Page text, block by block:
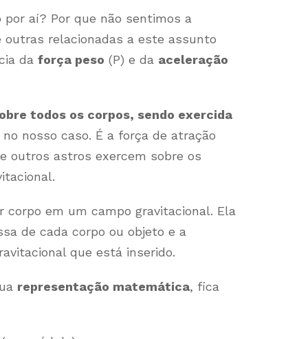
por aí? Por que não sentimos a
outras relacionadas a este assunto
da força peso (P) e da aceleração
todos os corpos, sendo exercida
no nosso caso. É a força de atração
outros astros exercem sobre os
em um campo gravitacional. Ela
de cada corpo ou objeto e a
que está inserido.
representação matemática, fica